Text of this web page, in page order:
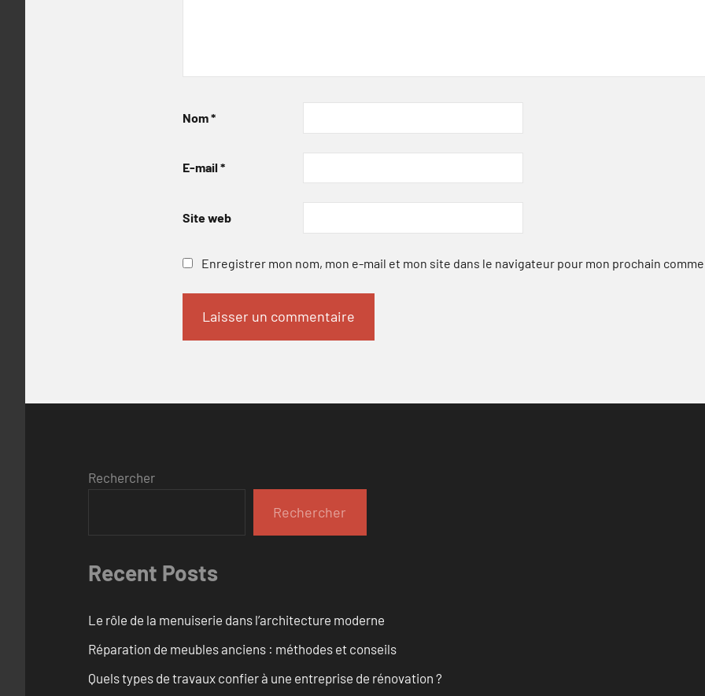
Nom*
E-mail *
Site web
Enregistrer mon nom, mon e-mail et mon site dans le navigateur pour mon prochain
Rechercher
Rechercher
Recent Posts
Le rôle de la menuiserie dans l’architecture moderne
Réparation de meubles anciens : méthodes et conseils
Quels types de travaux confier à une entreprise de rénovation ?